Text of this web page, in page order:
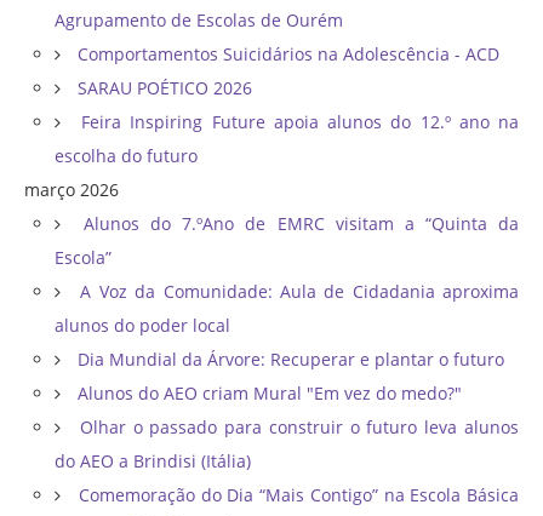
Agrupamento de Escolas de Ourém
Comportamentos Suicidários na Adolescência - ACD
SARAU POÉTICO 2026
Feira Inspiring Future apoia alunos do 12.º ano na
escolha do futuro
março 2026
Alunos do 7.ºAno de EMRC visitam a “Quinta da
Escola”
A Voz da Comunidade: Aula de Cidadania aproxima
alunos do poder local
Dia Mundial da Árvore: Recuperar e plantar o futuro
Alunos do AEO criam Mural "Em vez do medo?"
Olhar o passado para construir o futuro leva alunos
do AEO a Brindisi (Itália)
Comemoração do Dia “Mais Contigo” na Escola Básica